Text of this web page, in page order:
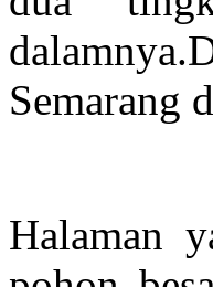
Semarang
Halaman